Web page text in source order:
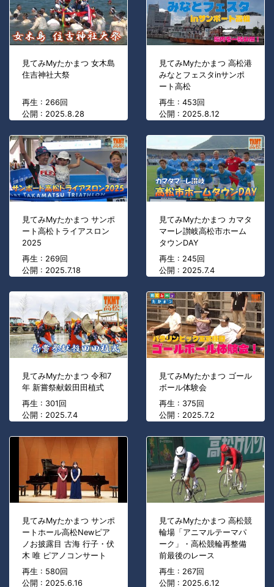
見てみMyたかまつ 女木島
住吉神社大祭
再生 : 266回
公開 : 2025.8.28
見てみMyたかまつ 高松港
みなとフェスタinサンポ
ート高松
再生 : 453回
公開 : 2025.8.12
見てみMyたかまつ サンポ
ート高松トライアスロン
2025
再生 : 269回
公開 : 2025.7.18
見てみMyたかまつ カマタ
マーレ讃岐高松市ホーム
タウンDAY
再生 : 245回
公開 : 2025.7.4
見てみMyたかまつ 令和7
年 新嘗祭献穀田田植式
再生 : 301回
公開 : 2025.7.4
見てみMyたかまつ ゴール
ボール体験会
再生 : 375回
公開 : 2025.7.2
見てみMyたかまつ サンポ
ートホール高松Newピア
ノお披露目 古海 行子・伏
木 唯 ピアノコンサート
再生 : 580回
公開 : 2025.6.16
見てみMyたかまつ 高松競
輪場「アニマルテーマパ
ーク」・高松競輪再整備
前最後のレース
再生 : 267回
公開 : 2025.6.12